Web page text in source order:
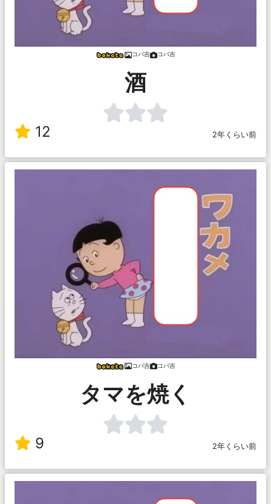
コバ吉 コバ吉
酒
12 2年くらい前
コバ吉 コバ吉
タマを焼く
9 2年くらい前